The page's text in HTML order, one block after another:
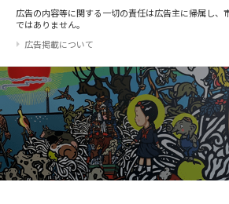
広告の内容等に関する一切の責任は広告主に帰属し、
ではありません。
広告掲載について